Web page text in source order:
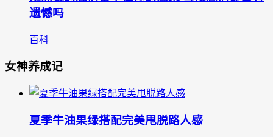
遗憾吗
百科
女神养成记
夏季牛油果绿搭配完美甩脱路人感